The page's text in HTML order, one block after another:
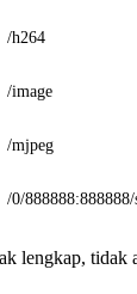
/h264
/image
/mjpeg
/0/888888:888888/
lengkap, tidak